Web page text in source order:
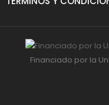
Financiado por la